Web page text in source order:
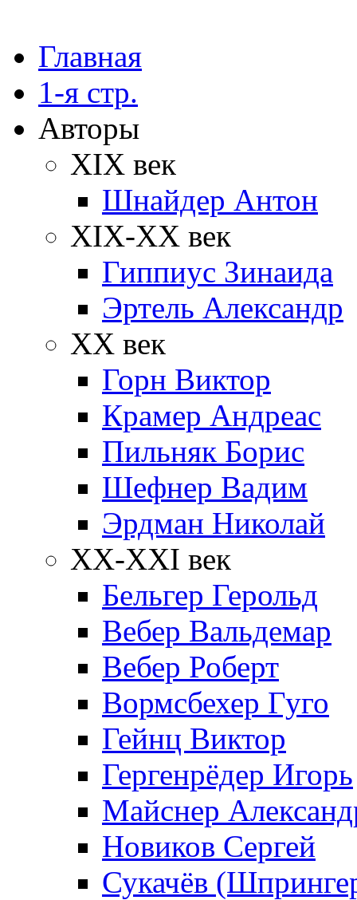
Главная
1-я стр.
Авторы
XIX век
Шнайдер Антон
XIX-XX век
Гиппиус Зинаида
Эртель Александр
XX век
Горн Виктор
Крамер Андреас
Пильняк Борис
Шефнер Вадим
Эрдман Николай
ХХ-XXI век
Бельгер Герольд
Вебер Вальдемар
Вебер Роберт
Вормсбехер Гуго
Гейнц Виктор
Гергенрёдер Игорь
Майснер
Новиков Сергей
Сукачёв